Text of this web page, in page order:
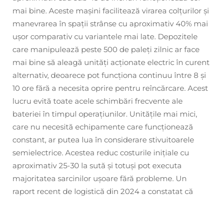
mai bine. Aceste mașini facilitează virarea colțurilor și
manevrarea în spații strânse cu aproximativ 40% mai
ușor comparativ cu variantele mai late. Depozitele
care manipulează peste 500 de paleți zilnic ar face
mai bine să aleagă unități acționate electric în curent
alternativ, deoarece pot funcționa continuu între 8 și
10 ore fără a necesita oprire pentru reîncărcare. Acest
lucru evită toate acele schimbări frecvente ale
bateriei în timpul operațiunilor. Unitățile mai mici,
care nu necesită echipamente care funcționează
constant, ar putea lua în considerare stivuitoarele
semielectrice. Acestea reduc costurile inițiale cu
aproximativ 25-30 la sută și totuși pot executa
majoritatea sarcinilor ușoare fără probleme. Un
raport recent de logistică din 2024 a constatat că